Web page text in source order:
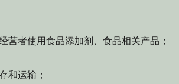
营者使用食品添加剂、食品相关产品；
和运输；